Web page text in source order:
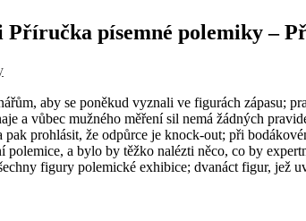
písemné polemiky –
aby se poněkud vyznali ve figurách
a vůbec mužného měření sil nemá žádných
prohlásit, že odpůrce je knock-out; při
a bylo by těžko nalézti něco, co by
figury polemické exhibice; dvanáct figur, jež